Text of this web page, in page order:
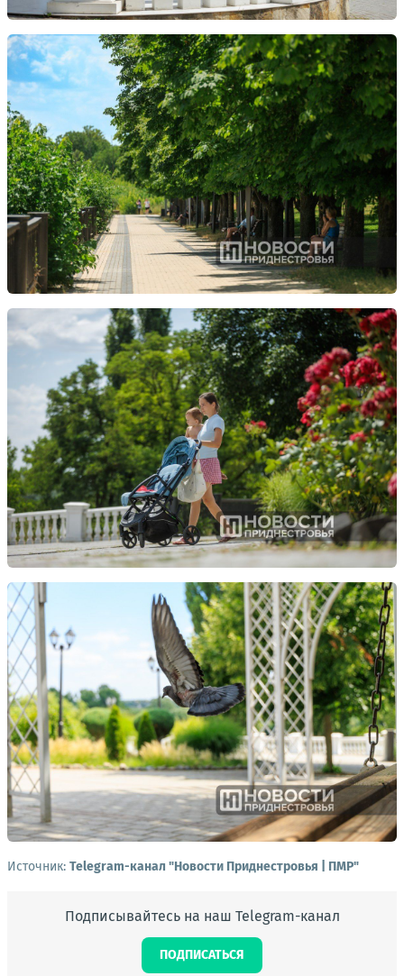
Источник: Telegram-канал "Новости Приднестровья | ПМР"
Подписывайтесь на наш Telegram-канал
ПОДПИСАТЬСЯ